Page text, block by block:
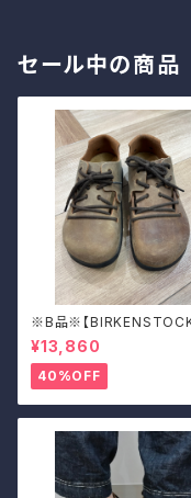
セール中の商品
※B品※【BIRKENSTOCK
ntana/CUOIO 38
¥13,860
40%OFF